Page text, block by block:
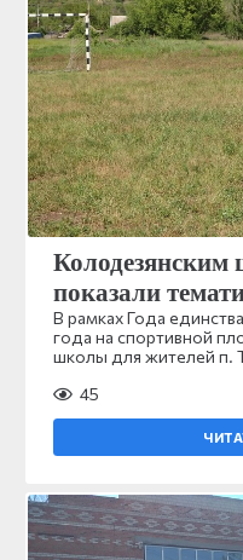
показали
В рамках Года
года на спортивной
школы для жителей п.
45